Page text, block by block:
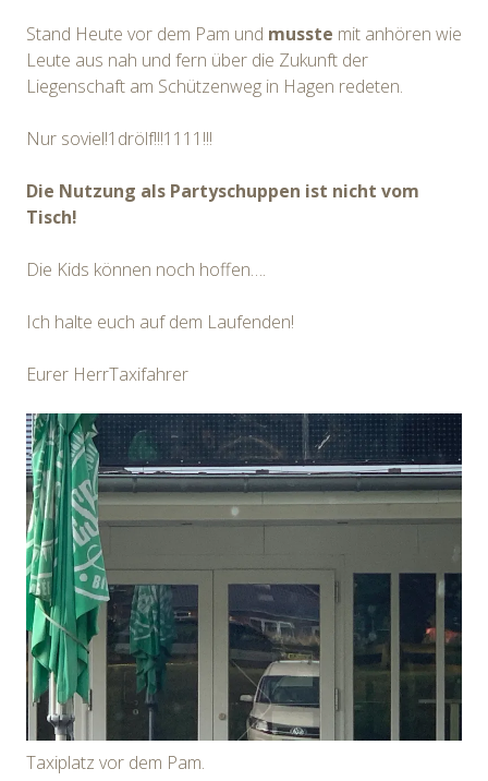
Stand Heute vor dem Pam und musste mit anhören wie
Leute aus nah und fern über die Zukunft der
Liegenschaft am Schützenweg in Hagen redeten.
Nur soviel!1drölf!!!1111!!!
Die Nutzung als Partyschuppen ist nicht vom
Tisch!
Die Kids können noch hoffen….
Ich halte euch auf dem Laufenden!
Eurer HerrTaxifahrer
Taxiplatz vor dem Pam.